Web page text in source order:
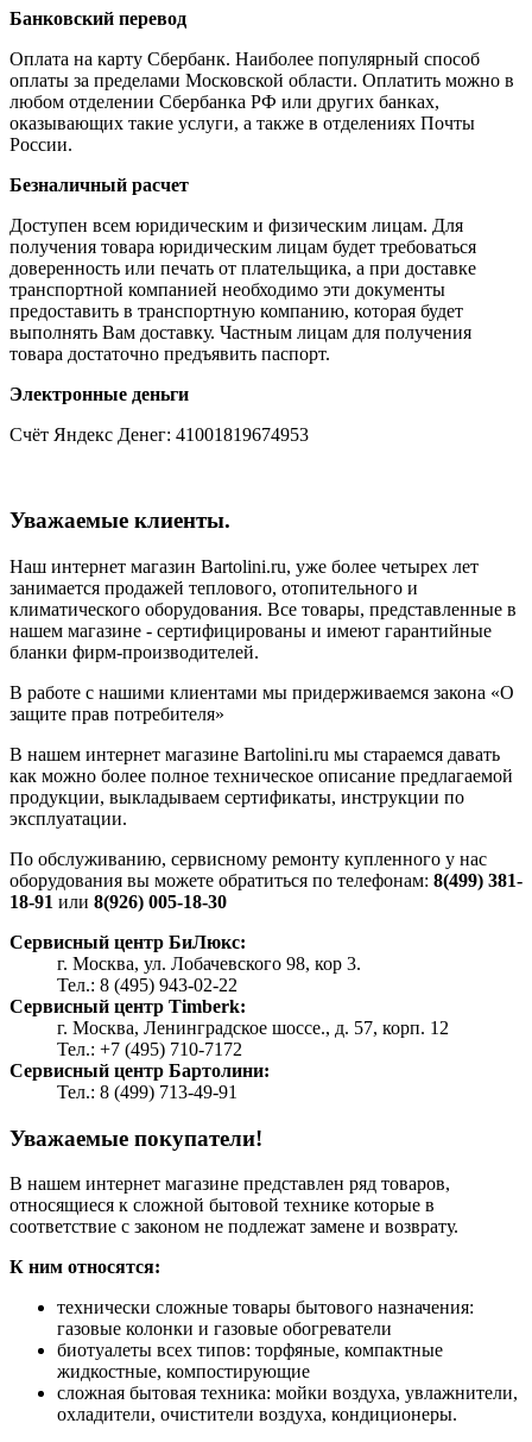
Банковский перевод
Оплата на карту Сбербанк. Наиболее популярный способ
оплаты за пределами Московской области. Оплатить можно в
любом отделении Сбербанка РФ или других банках,
оказывающих такие услуги, а также в отделениях Почты
России.
Безналичный расчет
Доступен всем юридическим и физическим лицам. Для
получения товара юридическим лицам будет требоваться
доверенность или печать от плательщика, а при доставке
транспортной компанией необходимо эти документы
предоставить в транспортную компанию, которая будет
выполнять Вам доставку. Частным лицам для получения
товара достаточно предъявить паспорт.
Электронные деньги
Счёт Яндекс Денег: 41001819674953
Уважаемые клиенты.
Наш интернет магазин Bartolini.ru, уже более четырех лет
занимается продажей теплового, отопительного и
климатического оборудования. Все товары, представленные в
нашем магазине - сертифицированы и имеют гарантийные
бланки фирм-производителей.
В работе с нашими клиентами мы придерживаемся закона «О
защите прав потребителя»
В нашем интернет магазине Bartolini.ru мы стараемся давать
как можно более полное техническое описание предлагаемой
продукции, выкладываем сертификаты, инструкции по
эксплуатации.
По обслуживанию, сервисному ремонту купленного у нас
оборудования вы можете обратиться по телефонам: 8(499) 381-
18-91 или 8(926) 005-18-30
Сервисный центр БиЛюкс:
г. Москва, ул. Лобачевского 98, кор 3.
Тел.: 8 (495) 943-02-22
Сервисный центр Timberk:
г. Москва, Ленинградское шоссе., д. 57, корп. 12
Тел.: +7 (495) 710-7172
Сервисный центр Бартолини:
Тел.: 8 (499) 713-49-91
Уважаемые покупатели!
В нашем интернет магазине представлен ряд товаров,
относящиеся к сложной бытовой технике которые в
соответствие с законом не подлежат замене и возврату.
К ним относятся:
технически сложные товары бытового назначения:
газовые колонки и газовые обогреватели
биотуалеты всех типов: торфяные, компактные
жидкостные, компостирующие
сложная бытовая техника: мойки воздуха, увлажнители,
охладители, очистители воздуха, кондиционеры.